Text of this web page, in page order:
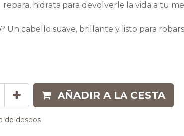
repara, hidrata para devolverle la vida a tu
Un cabello suave, brillante y listo para
AÑADIR A LA CESTA
de deseos